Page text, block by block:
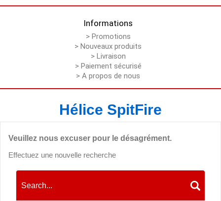
Informations
> Promotions
> Nouveaux produits
> Livraison
> Paiement sécurisé
> A propos de nous
Hélice SpitFire
Veuillez nous excuser pour le désagrément.
Effectuez une nouvelle recherche